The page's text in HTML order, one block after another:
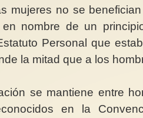
mujeres no se
en nombre de un
Personal que
la mitad que a los
se mantiene entre
en la